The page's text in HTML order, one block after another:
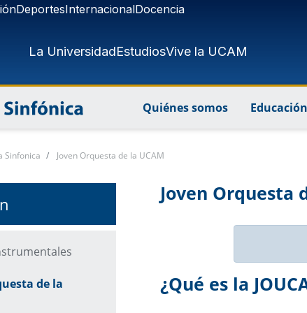
DeportesInternacionalDocencia
La UniversidadEstudiosVive la UCAM
Quiénes somos Educación
Sinfonica Joven Orquesta de la UCAM
de la
Joven Orquesta
¿Qué es la